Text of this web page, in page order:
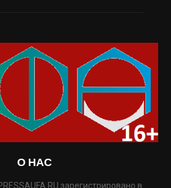
О НАС
зарегистрировано в